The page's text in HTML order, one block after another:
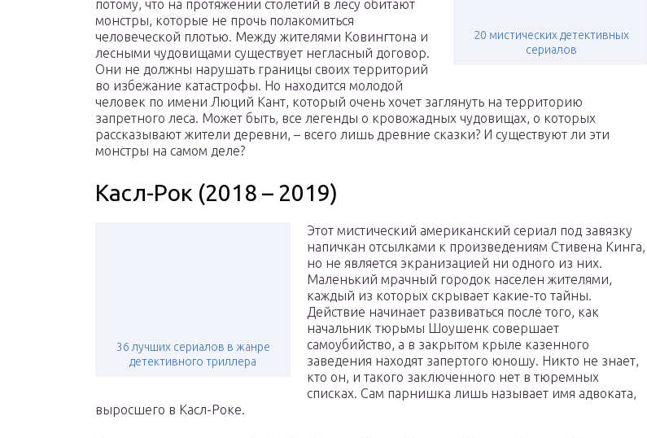
20 мистических детективных
сериалов
потому, что на протяжении столетий в лесу обитают
монстры, которые не прочь полакомиться
человеческой плотью. Между жителями Ковингтона и
лесными чудовищами существует негласный договор.
Они не должны нарушать границы своих территорий
во избежание катастрофы. Но находится молодой
человек по имени Люций Кант, который очень хочет заглянуть на территорию
запретного леса. Может быть, все легенды о кровожадных чудовищах, о которых
рассказывают жители деревни, – всего лишь древние сказки? И существуют ли эти
монстры на самом деле?
Касл-Рок (2018 – 2019)
36 лучших сериалов в жанре
детективного триллера
Этот мистический американский сериал под завязку
напичкан отсылками к произведениям Стивена Кинга,
но не является экранизацией ни одного из них.
Маленький мрачный городок населен жителями,
каждый из которых скрывает какие-то тайны.
Действие начинает развиваться после того, как
начальник тюрьмы Шоушенк совершает
самоубийство, а в закрытом крыле казенного
заведения находят запертого юношу. Никто не знает,
кто он, и такого заключенного нет в тюремных
списках. Сам парнишка лишь называет имя адвоката,
выросшего в Касл-Роке.